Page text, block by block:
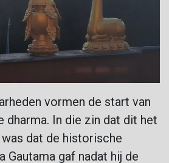
vormen de start van
dharma. In die zin dat dit het
dat de historische
Gautama gaf nadat hij de